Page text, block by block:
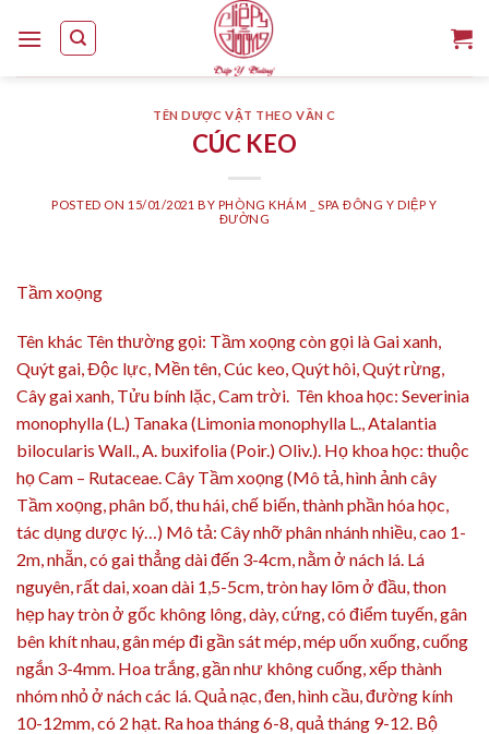
TÊN DƯỢC VẬT THEO VẦN C
CÚC KEO
POSTED ON 15/01/2021 BY PHÒNG KHÁM _ SPA ĐÔNG Y DIỆP Y
ĐƯỜNG
Tầm xoọng
Tên khác Tên thường gọi: Tầm xoọng còn gọi là Gai xanh,
Quýt gai, Ðộc lực, Mền tên, Cúc keo, Quýt hôi, Quýt rừng,
Cây gai xanh, Tửu bính lặc, Cam trời. Tên khoa học: Severinia
monophylla (L.) Tanaka (Limonia monophylla L., Atalantia
bilocularis Wall., A. buxifolia (Poir.) Oliv.). Họ khoa học: thuộc
họ Cam – Rutaceae. Cây Tầm xoọng (Mô tả, hình ảnh cây
Tầm xoọng, phân bố, thu hái, chế biến, thành phần hóa học,
tác dụng dược lý…) Mô tả: Cây nhỡ phân nhánh nhiều, cao 1-
2m, nhẵn, có gai thẳng dài đến 3-4cm, nằm ở nách lá. Lá
nguyên, rất dai, xoan dài 1,5-5cm, tròn hay lõm ở đầu, thon
hẹp hay tròn ở gốc không lông, dày, cứng, có điểm tuyến, gân
bên khít nhau, gân mép đi gần sát mép, mép uốn xuống, cuống
ngắn 3-4mm. Hoa trắng, gần như không cuống, xếp thành
nhóm nhỏ ở nách các lá. Quả nạc, đen, hình cầu, đường kính
10-12mm, có 2 hạt. Ra hoa tháng 6-8, quả tháng 9-12. Bộ